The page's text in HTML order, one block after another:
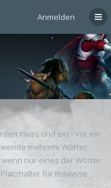
Anmelden
muss und ein - vor ein
mehrere Wörter
nur eines der Wörter
für teilweise